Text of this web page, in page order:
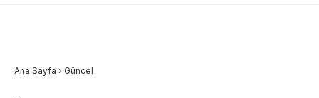
Ana Sayfa › Güncel